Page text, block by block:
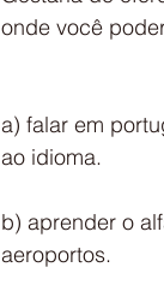
onde você
a) falar em
ao idioma.
b) aprender o
aeroportos.